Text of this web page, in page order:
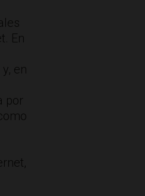
En
en
por